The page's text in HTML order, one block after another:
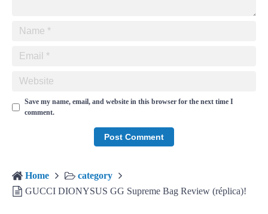
Save my name, email, and website in this browser for the next time I
comment.
Home
category
GUCCI DIONYSUS GG Supreme Bag Review (réplica)!